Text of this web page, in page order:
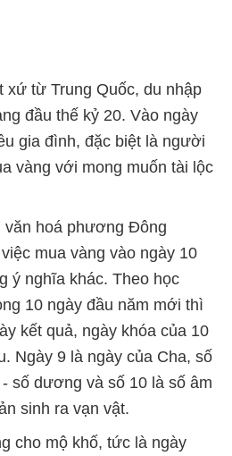
xứ từ Trung Quốc, du nhập
đầu thế kỷ 20. Vào ngày
gia đình, đặc biệt là người
vàng với mong muốn tài lộc
văn hoá phương Đông
mua vàng vào ngày 10
ý nghĩa khác. Theo học
10 ngày đầu năm mới thì
kết quả, ngày khóa của 10
Ngày 9 là ngày của Cha, số
số dương và số 10 là số âm
sinh ra vạn vật.
cho mộ khố, tức là ngày